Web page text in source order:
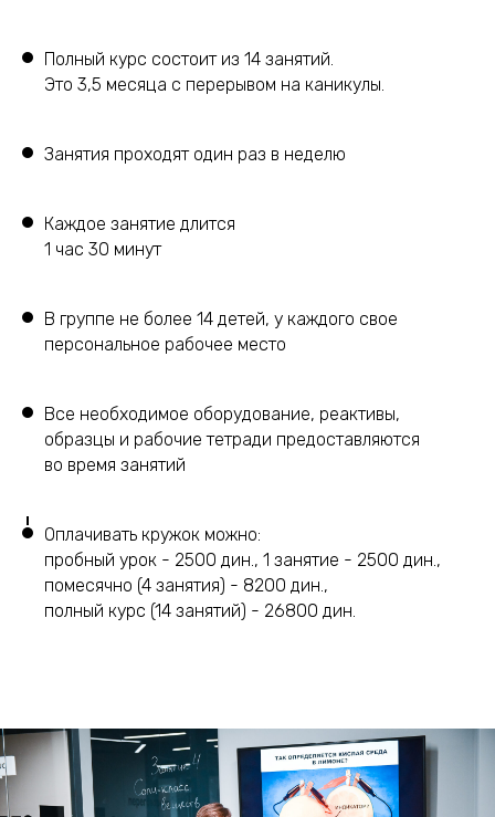
Полный курс состоит из 14 занятий.
Это 3,5 месяца с перерывом на каникулы.
Занятия проходят один раз в неделю
Каждое занятие длится
1 час 30 минут
В группе не более 14 детей, у каждого свое
персональное рабочее место
Все необходимое оборудование, реактивы,
образцы и рабочие тетради предоставляются
во время занятий
Оплачивать кружок можно:
пробный урок - 2500 дин., 1 занятие - 2500 дин.,
помесячно (4 занятия) - 8200 дин.,
полный курс (14 занятий) - 26800 дин.